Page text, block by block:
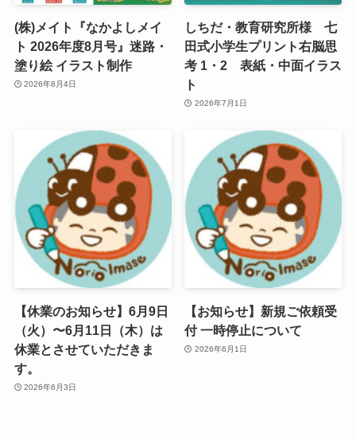
(株)メイト『なかよしメイ
ト 2026年度8月号』迷路・
塗り絵 イラスト制作
2026年8月4日
しちだ・教育研究所様 七
田式小学生プリント右脳思
考 1・2 表紙・中面イラス
ト
2026年7月1日
【休業のお知らせ】6月9日
（火）〜6月11日（木）は
休業とさせていただきま
す。
2026年6月3日
【お知らせ】新規ご依頼受
付 一時停止について
2026年6月1日